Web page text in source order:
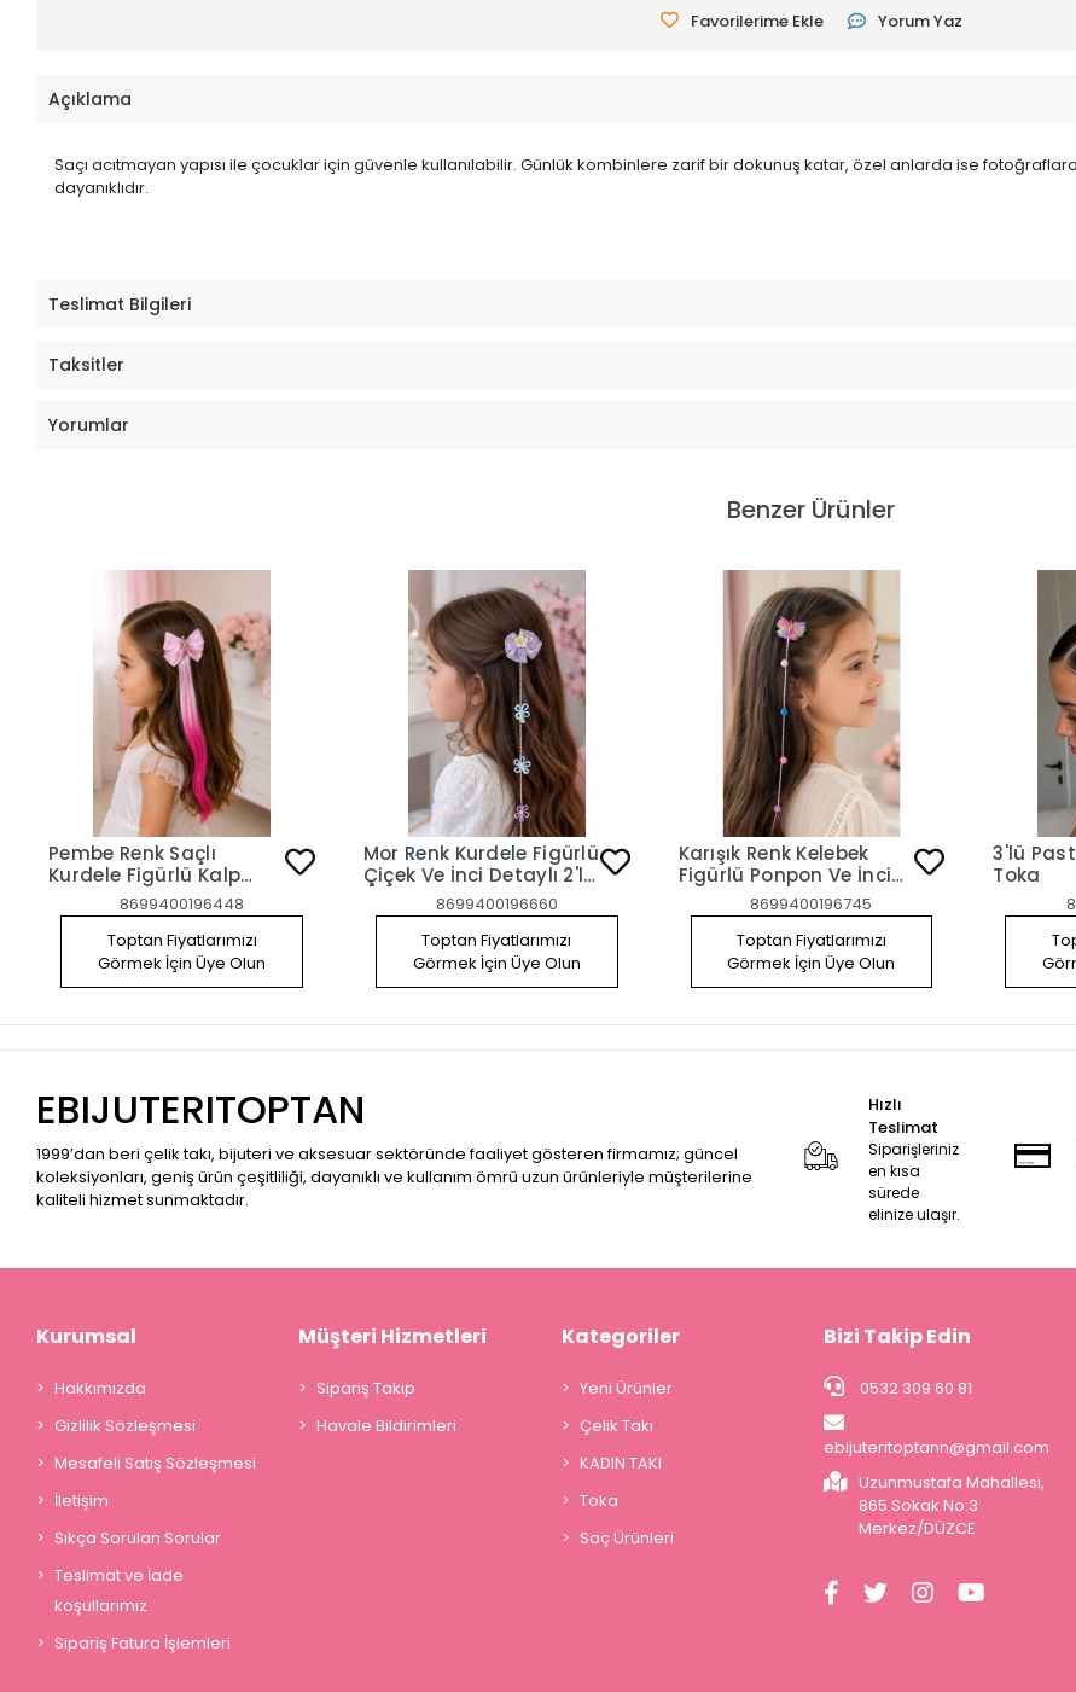
Favorilerime Ekle Yorum Yaz
Açıklama
Saçı acıtmayan yapısı ile çocuklar için güvenle kullanılabilir. Günlük kombinlere zarif bir dokunuş katar, özel anlarda ise
dayanıklıdır.
Teslimat Bilgileri
Taksitler
Yorumlar
Benzer Ürünler
Pembe Renk Saçlı
Kurdele Figürlü Kalp
Detaylı Yan Toka
8699400196448
Toptan Fiyatlarımızı
Görmek İçin Üye Olun
Mor Renk Kurdele Figürlü
Çiçek Ve İnci Detaylı 2'li
Yan Toka Set8699400196660
Toptan Fiyatlarımızı
Görmek İçin Üye Olun
Karışık Renk Kelebek
Figürlü Ponpon Ve İnci
Detaylı 2'li Yan Toka Set
8699400196745
Toptan Fiyatlarımızı
Görmek İçin Üye Olun
3'lü
Toka
EBIJUTERITOPTAN
1999’dan beri çelik takı, bijuteri ve aksesuar sektöründe faaliyet gösteren firmamız; güncel
koleksiyonları, geniş ürün çeşitliliği, dayanıklı ve kullanım ömrü uzun ürünleriyle müşterilerine
kaliteli hizmet sunmaktadır.
Hızlı
Teslimat
Siparişleriniz
en kısa
sürede
elinize ulaşır.
Kurumsal
Hakkımızda
Gizlilik Sözleşmesi
Mesafeli Satış Sözleşmesi
İletişim
Sıkça Sorulan Sorular
Teslimat ve İade
koşullarımız
Sipariş Fatura İşlemleri
Müşteri Hizmetleri
Sipariş Takip
Havale Bildirimleri
Kategoriler
Yeni Ürünler
Çelik Takı
KADIN TAKI
Toka
Saç Ürünleri
Bizi Takip Edin
0532 309 60 81
ebijuteritoptann@gmail.com
Uzunmustafa Mahallesi,
865.Sokak No:3
Merkez/DÜZCE